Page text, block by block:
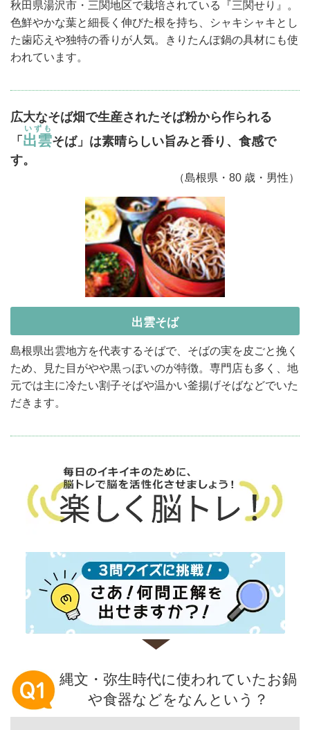
秋田県湯沢市・三関地区で栽培されている『 三関せり』。
色鮮やかな葉と細長く伸びた根を持ち、シャキシャキとし
た歯応えや独特の香りが人気。きりたんぽ鍋の具材にも使
われています。
広大なそば畑で生産されたそば粉から作られる
「 出雲
いずも
そば」は素晴らしい旨みと香り、食感で
す。
（島根県・80 歳・男性）
出雲そば
島根県出雲地方を代表するそばで、そばの実を皮ごと挽く
ため、見た目がやや黒っぽいのが特徴。専門店も多く、地
元では主に冷たい割子そばや温かい釜揚げそばなどでいた
だきます。
縄文・弥生時代に使われていたお鍋
や食器などをなんという？